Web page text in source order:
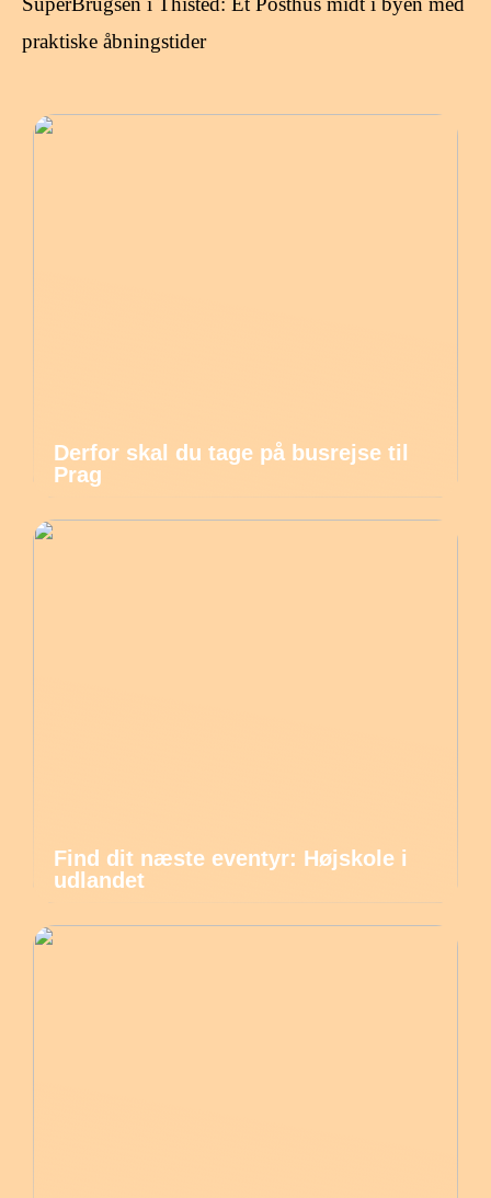
praktiske åbningstider
Derfor skal du tage på busrejse til
Prag
Find dit næste eventyr: Højskole i
udlandet